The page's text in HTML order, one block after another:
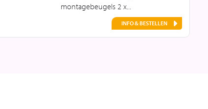
montagebeugels 2 x...
INFO & BESTELLEN